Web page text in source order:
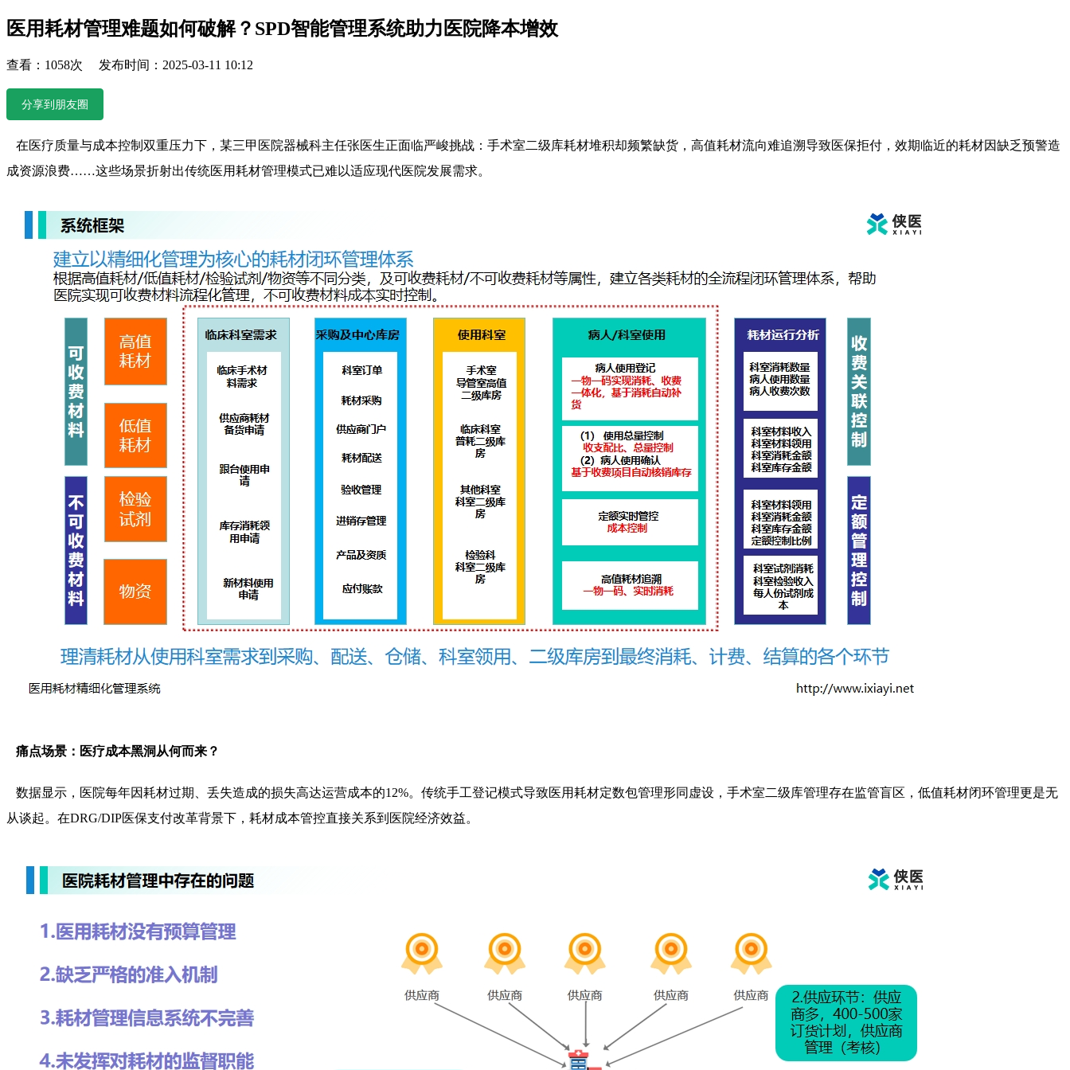
医用耗材管理难题如何破解？SPD智能管理系统助力医院降本增效
查看：1058次 发布时间：2025-03-11 10:12
分享到朋友圈
在医疗质量与成本控制双重压力下，某三甲医院器械科主任张医生正面临严峻挑战：手术室二级库耗材堆积却频繁缺货，高值耗材流向难追溯导致医保拒付，效期临近的耗材因缺乏预警造
成资源浪费……这些场景折射出传统医用耗材管理模式已难以适应现代医院发展需求。
痛点场景：医疗成本黑洞从何而来？
数据显示，医院每年因耗材过期、丢失造成的损失高达运营成本的12%。传统手工登记模式导致医用耗材定数包管理形同虚设，手术室二级库管理存在监管盲区，低值耗材闭环管理更是无
从谈起。在DRG/DIP医保支付改革背景下，耗材成本管控直接关系到医院经济效益。